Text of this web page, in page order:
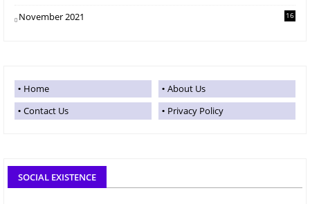
November 2021 16
Home
About Us
Contact Us
Privacy Policy
SOCIAL EXISTENCE